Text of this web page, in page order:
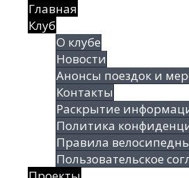
Главная
Клуб
О клубе
Новости
Анонсы поездок и
Контакты
Раскрытие
Политика
Правила
Пользовательское